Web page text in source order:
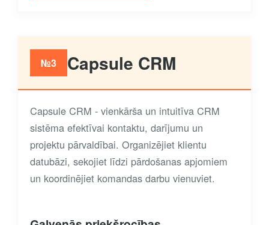
№3 Capsule CRM
Capsule CRM - vienkārša un intuitīva CRM
sistēma efektīvai kontaktu, darījumu un
projektu pārvaldībai. Organizējiet klientu
datubāzi, sekojiet līdzi pārdošanas apjomiem
un koordinējiet komandas darbu vienuviet.